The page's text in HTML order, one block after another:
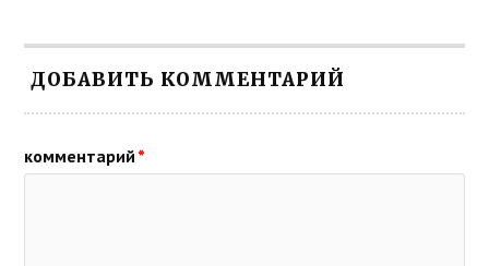
ДОБАВИТЬ КОММЕНТАРИЙ
комментарий *